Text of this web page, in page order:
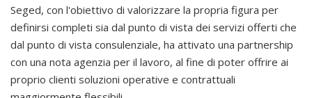
Seged, con l'obiettivo di valorizzare la propria figura per
definirsi completi sia dal punto di vista dei servizi offerti che
dal punto di vista consulenziale, ha attivato una partnership
con una nota agenzia per il lavoro, al fine di poter offrire ai
proprio clienti soluzioni operative e contrattuali